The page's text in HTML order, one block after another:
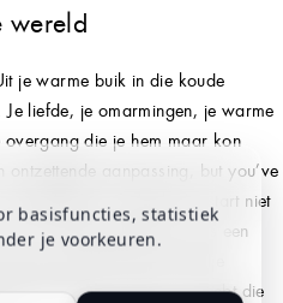
wereld
je warme buik in die koude
liefde, je omarmingen, je warme
die je hem maar kon
aanpassing, but you’ve
geboden. Ook als die start niet
zijn, heb je jezelf daar als een
moeder heb je je kindje
allereerste moment. Jij hebt die
basisfuncties, statistiek
je voorkeuren.